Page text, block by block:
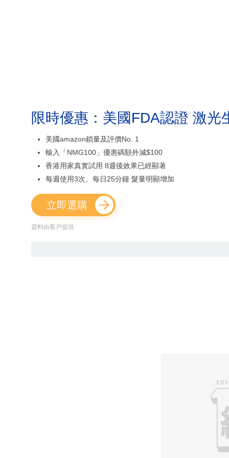
限時優惠：美國FDA認證 激光
美國amazon鎖量及評價No. 1
輸入「NMG100」優惠碼額外減$100
香港用家真實試用 8週後效果已經顯著
每週使用3次、每日25分鐘 髮量明顯增加
立即選購
資料由客戶提供